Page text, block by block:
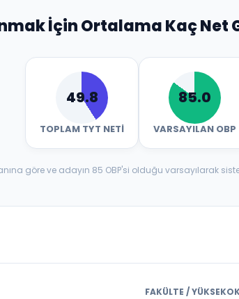
İçin Ortalama Kaç Net
49.8
TOPLAM TYT NETI
85.0
VARSAYILAN OBP
göre ve adayın 85 OBP'si olduğu varsayılarak
FAKÜLTE /